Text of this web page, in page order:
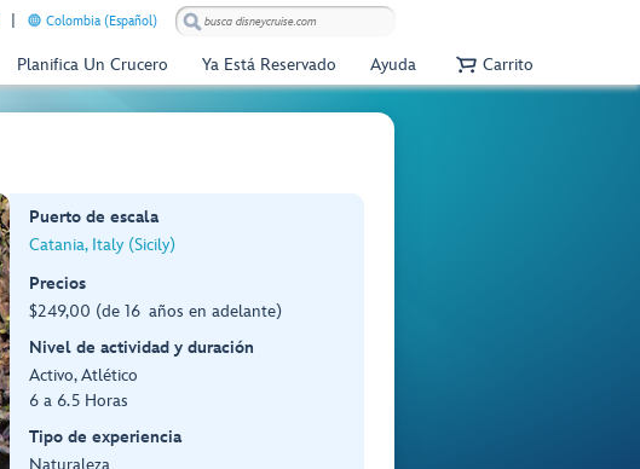
Colombia (Español)
Planifica Un Crucero Ya Está Reservado Ayuda Carrito
Puerto de escala
Catania, Italy (Sicily)
Precios
$249,00 (de 16 años en adelante)
Nivel de actividad y duración
Activo, Atlético
6 a 6.5 Horas
Tipo de experiencia
Naturaleza